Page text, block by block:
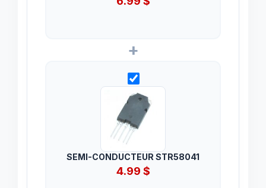
+
SEMI-CONDUCTEUR STR58041
4.99 $